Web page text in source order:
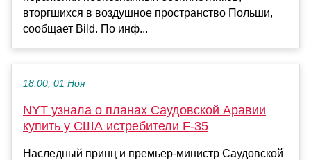
вторгшихся в воздушное пространство Польши,
сообщает Bild. По инф...
18:00, 01 Ноя
NYT узнала о планах Саудовской Аравии
купить у США истребители F-35
Наследный принц и премьер-министр Саудовской